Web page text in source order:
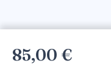
85,00 €
30706451)